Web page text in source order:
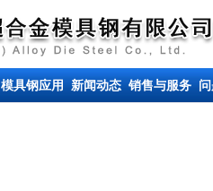
模具钢应用 新闻动态 销售与服务